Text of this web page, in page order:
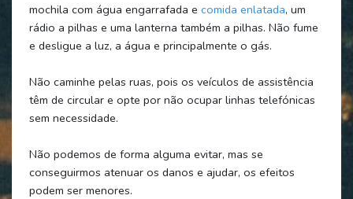
mochila com água engarrafada e comida enlatada, um
rádio a pilhas e uma lanterna também a pilhas. Não fume
e desligue a luz, a água e principalmente o gás.
Não caminhe pelas ruas, pois os veículos de assistência
têm de circular e opte por não ocupar linhas telefónicas
sem necessidade.
Não podemos de forma alguma evitar, mas se
conseguirmos atenuar os danos e ajudar, os efeitos
podem ser menores.